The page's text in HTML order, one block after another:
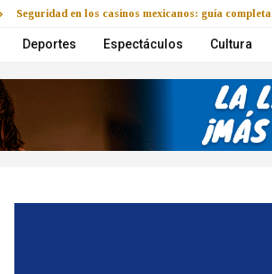
Seguridad en los casinos mexicanos: guía completa
Deportes Espectáculos Cultura